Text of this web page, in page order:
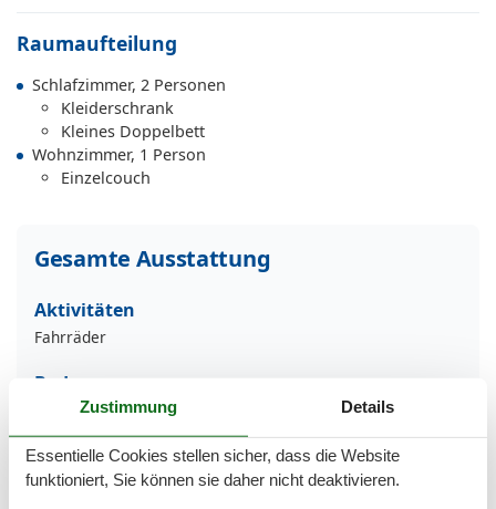
Raumaufteilung
Schlafzimmer, 2 Personen
Kleiderschrank
Kleines Doppelbett
Wohnzimmer, 1 Person
Einzelcouch
Gesamte Ausstattung
Aktivitäten
Fahrräder
Bad
Dusche
WC
Basic
Zustimmung Details
Essentielle Cookies stellen sicher, dass die Website
funktioniert, Sie können sie daher nicht deaktivieren.